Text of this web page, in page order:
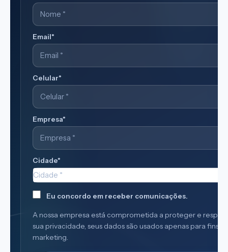
Email*
Celular*
Empresa*
Cidade*
Cidade *
Cidade*
Eu concordo em receber comunicações.
A nossa empresa está comprometida a proteger e
sua privacidade, seus dados são usados apenas para fins
marketing.